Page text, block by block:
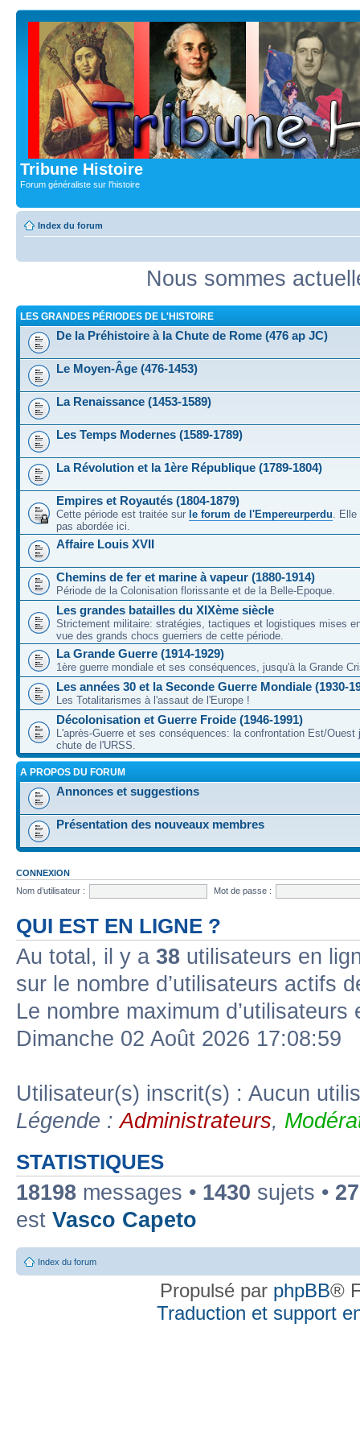
Tribune Histoire
Forum généraliste sur l'histoire
Index du forum
Nous sommes
LES GRANDES PÉRIODES DE L'HISTOIRE
De la Préhistoire à la Chute de Rome (476 ap JC)
Le Moyen-Âge (476-1453)
La Renaissance (1453-1589)
Les Temps Modernes (1589-1789)
La Révolution et la 1ère République (1789-1804)
Empires et Royautés (1804-1879)
Cette période est traitée sur le forum de l'Empereurperdu. Elle
pas abordée ici.
Affaire Louis XVII
Chemins de fer et marine à vapeur (1880-1914)
Période de la Colonisation florissante et de la Belle-Epoque.
Les grandes batailles du XIXème siècle
Strictement militaire: stratégies, tactiques et logistiques mises
vue des grands chocs guerriers de cette période.
La Grande Guerre (1914-1929)
1ère guerre mondiale et ses conséquences, jusqu'à la Grande
Les années 30 et la Seconde Guerre Mondiale (1930-
Les Totalitarismes à l'assaut de l'Europe !
Décolonisation et Guerre Froide (1946-1991)
L'après-Guerre et ses conséquences: la confrontation Est/Ouest
chute de l'URSS.
A PROPOS DU FORUM
Annonces et suggestions
Présentation des nouveaux membres
CONNEXION
Nom d’utilisateur :
Mot de passe :
QUI EST EN LIGNE ?
Au total, il y a 38 utilisateurs en
sur le nombre d’utilisateurs actifs
Le nombre maximum
Dimanche 02 Août 2026 17:08:59
Utilisateur(s) inscrit(s) : Aucun
Légende :Administrateurs,
STATISTIQUES
18198 messages • 1430 sujets •
est Vasco Capeto
Index du forum
Propulsé par phpBB®
Traduction et support